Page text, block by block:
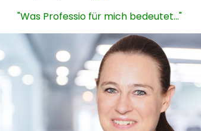
"Was Professio für mich bedeutet..."